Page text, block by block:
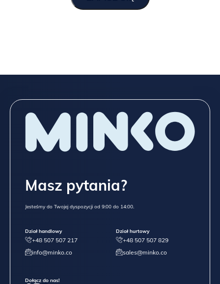
Masz pytania?
Jesteśmy do Twojej dyspozycji od 9:00 do 14:00.
Dział handlowy
+48 507 507 217
info@minko.co
Dział hurtowy
+48 507 507 829
sales@minko.co
Dołącz do nas!